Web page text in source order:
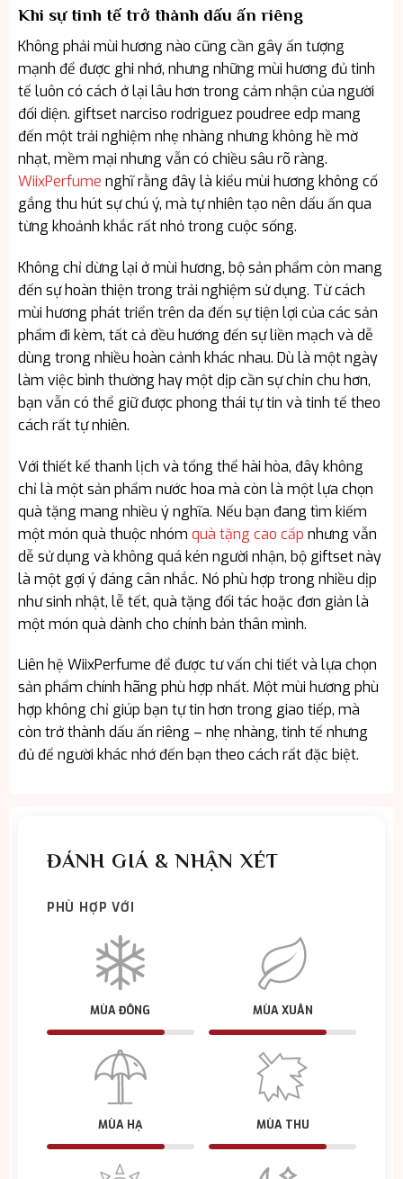
Khi sự tinh tế trở thành dấu ấn riêng
Không phải mùi hương nào cũng cần gây ấn tượng
mạnh để được ghi nhớ, nhưng những mùi hương đủ tinh
tế luôn có cách ở lại lâu hơn trong cảm nhận của người
đối diện. giftset narciso rodriguez poudree edp mang
đến một trải nghiệm nhẹ nhàng nhưng không hề mờ
nhạt, mềm mại nhưng vẫn có chiều sâu rõ ràng.
WiixPerfume nghĩ rằng đây là kiểu mùi hương không cố
gắng thu hút sự chú ý, mà tự nhiên tạo nên dấu ấn qua
từng khoảnh khắc rất nhỏ trong cuộc sống.
Không chỉ dừng lại ở mùi hương, bộ sản phẩm còn mang
đến sự hoàn thiện trong trải nghiệm sử dụng. Từ cách
mùi hương phát triển trên da đến sự tiện lợi của các sản
phẩm đi kèm, tất cả đều hướng đến sự liền mạch và dễ
dùng trong nhiều hoàn cảnh khác nhau. Dù là một ngày
làm việc bình thường hay một dịp cần sự chỉn chu hơn,
bạn vẫn có thể giữ được phong thái tự tin và tinh tế theo
cách rất tự nhiên.
Với thiết kế thanh lịch và tổng thể hài hòa, đây không
chỉ là một sản phẩm nước hoa mà còn là một lựa chọn
quà tặng mang nhiều ý nghĩa. Nếu bạn đang tìm kiếm
một món quà thuộc nhóm quà tặng cao cấp nhưng vẫn
dễ sử dụng và không quá kén người nhận, bộ giftset này
là một gợi ý đáng cân nhắc. Nó phù hợp trong nhiều dịp
như sinh nhật, lễ tết, quà tặng đối tác hoặc đơn giản là
một món quà dành cho chính bản thân mình.
Liên hệ WiixPerfume để được tư vấn chi tiết và lựa chọn
sản phẩm chính hãng phù hợp nhất. Một mùi hương phù
hợp không chỉ giúp bạn tự tin hơn trong giao tiếp, mà
còn trở thành dấu ấn riêng – nhẹ nhàng, tinh tế nhưng
đủ để người khác nhớ đến bạn theo cách rất đặc biệt.
ĐÁNH GIÁ & NHẬN XÉT
PHÙ HỢP VỚI
MÙA ĐÔNG MÙA XUÂN
MÙA HẠ MÙA THU